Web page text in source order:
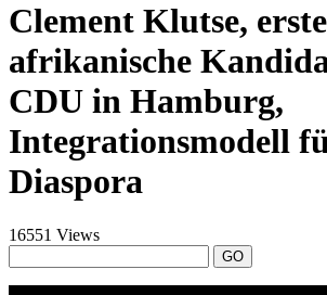
Clement Klutse, erste
afrikanische
CDU in Hamburg,
Integrationsmodell
Diaspora
16551 Views
GO